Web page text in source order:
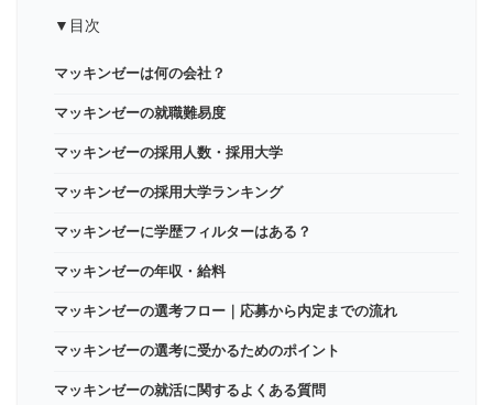
▼目次
マッキンゼーは何の会社？
マッキンゼーの就職難易度
マッキンゼーの採用人数・採用大学
マッキンゼーの採用大学ランキング
マッキンゼーに学歴フィルターはある？
マッキンゼーの年収・給料
マッキンゼーの選考フロー｜応募から内定までの流れ
マッキンゼーの選考に受かるためのポイント
マッキンゼーの就活に関するよくある質問